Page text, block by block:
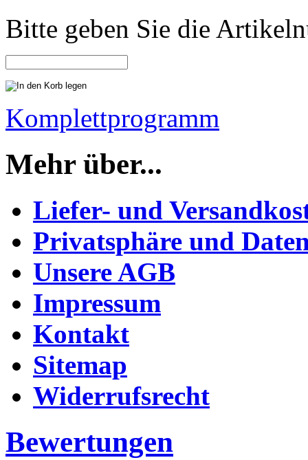
Bitte geben Sie die
Komplettprogramm
Mehr über...
Liefer- und
Privatsphäre und
Unsere AGB
Impressum
Kontakt
Sitemap
Widerrufsrecht
Bewertungen